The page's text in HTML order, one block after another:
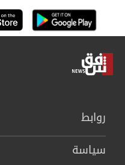
روابط
سیاسة